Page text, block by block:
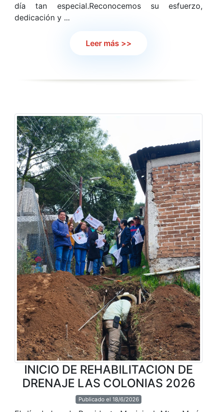
día tan especial.Reconocemos su esfuerzo,
dedicación y ...
Leer más >>
INICIO DE REHABILITACION DE
DRENAJE LAS COLONIAS 2026
Publicado el 18/6/2026